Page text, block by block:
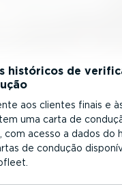
históricos de
aos clientes finais e
uma carta de
com acesso a dados do
de condução